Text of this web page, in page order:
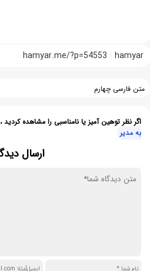
hamyar
hamyar.me/?p=54553
متن فارسی چهارم
اگر نظر توهین آمیز یا نامناسبی را مشاهده
به مدیر
ارسال